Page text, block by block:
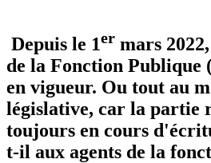
Depuis le 1er mars
de la Fonction Publique
en vigueur. Ou tout au
législative, car la partie
toujours en cours
t-il aux agents de la